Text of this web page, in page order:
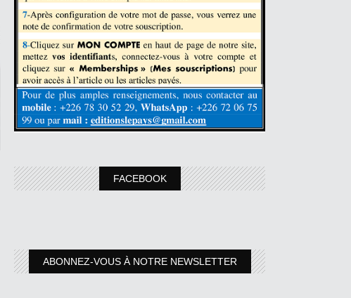
FACEBOOK
ABONNEZ-VOUS À NOTRE NEWSLETTER